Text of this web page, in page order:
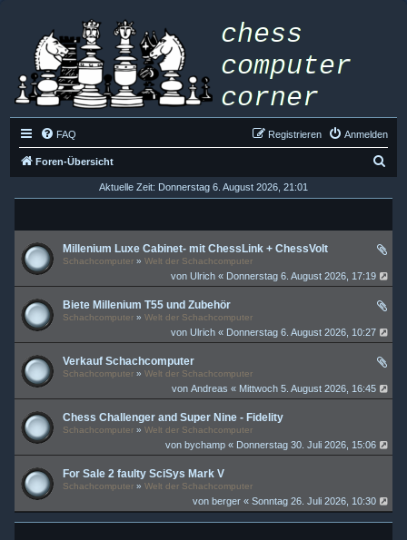
FAQ Anmelden
Registrieren
Foren-Übersicht
Aktuelle Zeit: Donnerstag 6. August 2026, 21:01
Millenium Luxe Cabinet- mit ChessLink + ChessVolt
Schachcomputer » Welt der Schachcomputer
vonUlrich « Donnerstag 6. August 2026, 17:19
Biete Millenium T55 und Zubehör
Schachcomputer » Welt der Schachcomputer
vonUlrich « Donnerstag 6. August 2026, 10:27
Verkauf Schachcomputer
Schachcomputer » Welt der Schachcomputer
vonAndreas « Mittwoch 5. August 2026, 16:45
Chess Challenger and Super Nine - Fidelity
Schachcomputer » Welt der Schachcomputer
vonbychamp « Donnerstag 30. Juli 2026, 15:06
For Sale 2 faulty SciSys Mark V
Schachcomputer » Welt der Schachcomputer
vonberger « Sonntag 26. Juli 2026, 10:30